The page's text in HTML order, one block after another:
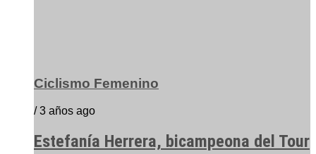
Ciclismo Femenino
/ 3 años ago
Estefanía Herrera, bicampeona del Tour